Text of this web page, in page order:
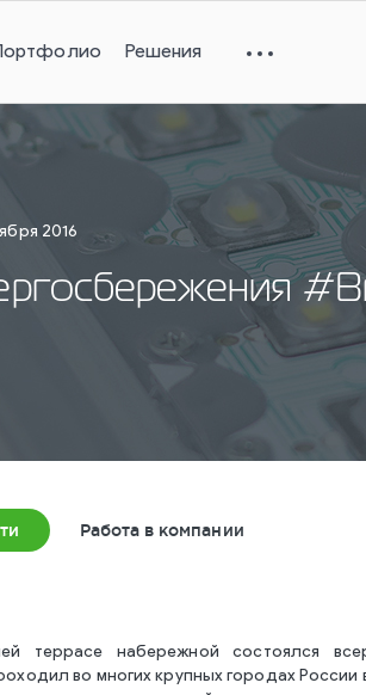
Решения
2016
Работа в компании
террасе набережной состоялся
во многих крупных городах России